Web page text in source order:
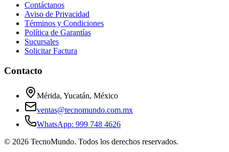
Contáctanos
Aviso de Privacidad
Términos y Condiciones
Política de Garantías
Sucursales
Solicitar Factura
Contacto
Mérida, Yucatán, México
ventas@tecnomundo.com.mx
WhatsApp: 999 748 4626
© 2026 TecnoMundo. Todos los derechos reservados.